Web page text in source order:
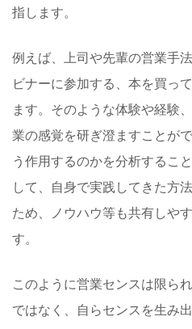
指します。
例えば、上司や先輩の営業手
ビナーに参加する、本を買っ
ます。そのような体験や経験
業の感覚を研ぎ澄ますことが
う作用するのかを分析するこ
して、自身で実践してきた方
ため、ノウハウ等も共有しや
す。
このように営業センスは限ら
ではなく、自らセンスを生み